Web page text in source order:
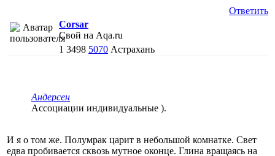
Ответить
Corsar
Свой на Aqa.ru
1 3498 5070 Астрахань
Андерсен
Ассоциации индивидуальные ).
И я о том же. Полумрак царит в небольшой комнатке. Свет
едва пробивается сквозь мутное оконце. Глина вращаясь на